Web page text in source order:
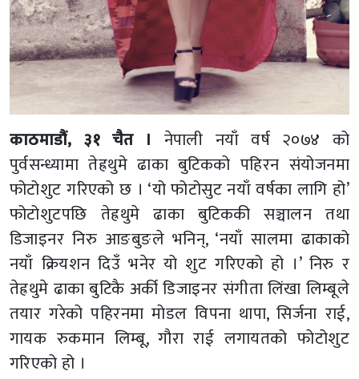
काठमाडौं, ३१ चैत । नेपाली नयाँ वर्ष २०७४ को
पुर्वसन्ध्यामा तेह्रथुमे ढाका बुटिकको पहिरन संयोजनमा
फोटोशुट गरिएको छ । ‘यो फोटोसुट नयाँ वर्षका लागि हो’
फोटोशुटपछि तेह्रथुमे ढाका बुटिककी सञ्चालन तथा
डिजाइनर निरु आङबुङले भनिन्, ‘नयाँ सालमा ढाकाको
नयाँ क्रियशन दिउँ भनेर यो शुट गरिएको हो ।’ निरु र
तेह्रथुमे ढाका बुटिकै अर्की डिजाइनर संगीता लिंखा लिम्बूले
तयार गरेको पहिरनमा मोडल विपना थापा, सिर्जना राई,
गायक रुकमान लिम्बू, गौरा राई लगायतको फोटोशुट
गरिएको हो ।